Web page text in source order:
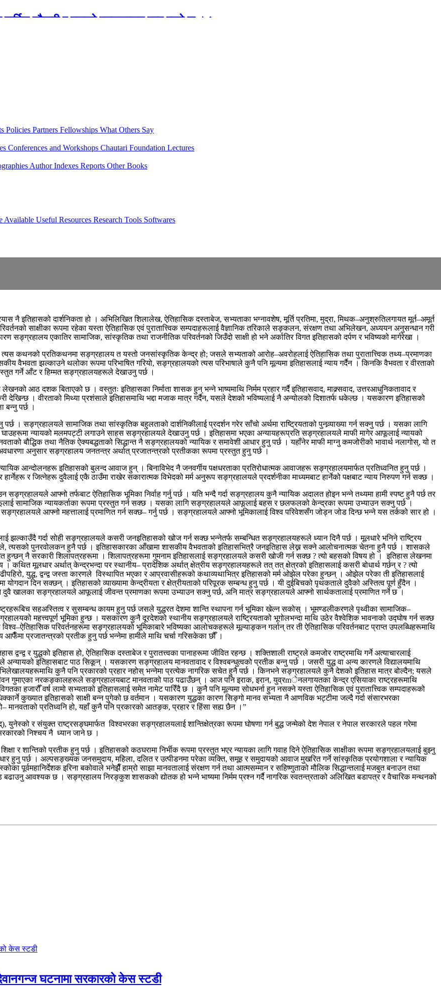
चौतारी र यसको पुस्तकालय बन्द रहने छ ।
Policies Partners Fellowships What Others Say
Conferences and Workshops Chautari Foundation Lectures
Author Indexes Reports Other Books
Available Useful Resources Research Tools Softwares
नै इतिहासको दार्शनिकता हो । अभिलिखित शिलालेख, ऐतिहासिक दस्ताबेज, सभ्यताका भग्नावशेष, मूर्ति प्रतिमा, मुद्रा, मिथक–अनुश्रुतिलगायत मूर्त–अमूर्त
साक्षीका रूपमा रहेका यस्ता ऐतिहासिक एवं पुरातात्त्विक सम्पदाहरूलाई वैज्ञानिक तरिकाले सङ्कलन, संरक्षण तथा अभिलेखन, अध्ययन अनुसन्धान गरी
सङ्ग्रहालय एकातिर सामाजिक, सांस्कृतिक तथा राजनीतिक परिवर्तनको जिउँदो साक्षी हो भने अर्कातिर विगत इतिहासको दर्पण र भविष्यको मार्गरेखा ।
कथनको प्रतिकथनमा सङ्ग्रहालय त यस्तो जनसांस्कृतिक केन्द्र हो; जसले सभ्यताको आरोह–अवरोहलाई ऐतिहासिक तथा पुरातात्त्विक तथ्य–प्रमाणका
वैभवता झल्काउने थलोका रूपमा परिभाषित गरियो, सङ्ग्रहालयको त्यस परिभाषाले कुनै पनि मूल्यमा इतिहासलाई न्याय गर्दैन । किनकि वैभवता र वीरताको
गर्ने आँट र हिम्मत सङ्ग्रहालयहरूले देखाउनु पर्छ ।
आठ दशक बिताएको छ । वस्तुतः इतिहासका निर्माता शासक हुन् भन्ने भाष्यमाथि निर्मम प्रहार गर्दै इतिहासवाद, माक्र्सवाद, उत्तरआधुनिकतावाद र
देखिन्छ । वीरताको मिथ्या प्रशंसाले इतिहासमाथि भद्दा मजाक मात्र गर्दैन, यसले देशको भविष्यलाई नै अन्योलको दिशातर्फ धकेल्छ । यसकारण इतिहासको
बन्नु पर्छ ।
। सङ्ग्रहालयले सामाजिक तथा सांस्कृतिक बहुलताको दार्शनिकीलाई प्रदर्शन गरेर साँचो अर्थमा राष्ट्रियताको पुनव्र्याख्या गर्न सक्नु पर्छ । यसका लागि
न्यायको मलमपट्टी लगाउने साहस सङ्ग्रहालयले देखाउनु पर्छ । इतिहासमा भएका अन्यायहरूप्रति सङ्ग्रहालयले माफी मागेर आफूलाई न्यायको
बौद्धिक तथा नैतिक ऐक्यबद्धताको सिद्धान्त नै सङ्ग्रहालयको न्यायिक र समावेशी आधार हुनु पर्छ । यहाँनेर माफी माग्नु कमजोरीको भावार्थ नलागोस्, यो त
अनुसार सङ्ग्रहालय जनतन्त्र अर्थात् प्रजातन्त्रको प्रतीकका रूपमा प्रस्तुत हुनु पर्छ ।
आन्दोलनहरू इतिहासको बुलन्द आवाज हुन् । बिनाविभेद नै जनवर्गीय पक्षधरताका प्रतिरोधात्मक आवाजहरू सङ्ग्रहालयमार्फत प्रतिध्वनित हुनु पर्छ ।
र जित्नेहरू दुवैलाई एकै ठाउँमा राखेर सकारात्मक विभेदको मर्म अनुरूप सङ्ग्रहालयले प्रदर्शनीका माध्यमबाट हार्नेको पक्षबाट न्याय निरुपण गर्न सक्छ ।
सङ्ग्रहालयले आफ्नो तर्फबाट ऐतिहासिक भूमिका निर्वाह गर्नु पर्छ । यति भन्दै गर्दा सङ्ग्रहालय कुनै न्यायिक अदालत होइन भन्ने तथ्यमा हामी स्पष्ट हुनै पर्छ तर
सामाजिक न्यायकर्ताका रूपमा प्रस्तुत गर्न सक्छ । यसका लागि सङ्ग्रहालयले आफूलाई बहस र छलफलको केन्द्रका रूपमा उभ्याउन सक्नु पर्छ ।
आफ्नो महत्तालाई प्रमाणित गर्न सक्छ– गर्नु पर्छ । सङ्ग्रहालयले आफ्नो भूमिकालाई विश्व परिवेशसँग जोड्न जोड दिन्छ भन्ने यस तर्कको सार हो ।
झल्काउँदै गर्दा सोही सङ्ग्रहालयले कसरी जनइतिहासको खोज गर्न सक्छ भन्नेतर्फ सम्बन्धित सङ्ग्रहालयहरूले ध्यान दिनै पर्छ । मूलधारे भनिने राष्ट्रिय
पुनरवोलकन हुनै पर्छ । इतिहासकारका आँखामा शासकीय वैभवताको इतिहासभित्रै जनइतिहास लेख्न सक्ने आलोचनात्मक चेतना हुनै पर्छ । शासकले
नै सरकारी शिलापत्रहरूमा । शिलापत्रहरूमा गुमनाम इतिहासलाई सङ्ग्रहालयले कसरी खोजी गर्न सक्छ ? त्यो बहसको विषय हो । इतिहास लेखनमा
मूलधार अर्थात् केन्द्रभन्दा पर स्थानीय– प्रादेशिक अर्थात् क्षेत्रीय सङ्ग्रहालयहरूले तत् तत् क्षेत्रको इतिहासलाई कसरी बोधार्थ गर्छन् र ? त्यो
युद्ध, द्वन्द्व जस्ता कारणले विस्थापित भएका र आप्रवासीहरूको कथाव्यथाभित्र इतिहासको मर्म ओझेल परेका हुन्छन् । ओझेल परेका ती इतिहासलाई
दिन सक्छन् । इतिहासको व्याख्यामा केन्द्रीयता र क्षेत्रीयताको परिपूरक सम्बन्ध हुनु पर्छ । यी दुईबिचको पृथकताले दुवैको अस्तित्व पूर्ण हुँदैन ।
दुवै खालका सङ्ग्रहालयले आफूलाई जीवन्त प्रमाणका रूपमा उभ्याउन सक्नु पर्छ, अनि मात्र सङ्ग्रहालयले आफ्नो सार्थकतालाई प्रमाणित गर्ने छ ।
सहअस्तित्व र सुसम्बन्ध कायम हुनु पर्छ जसले युद्धरत देशमा शान्ति स्थापना गर्न भूमिका खेल्न सकोस् । भूमण्डलीकरणले पृथ्वीका सामाजिक–
महत्त्वपूर्ण भूमिका हुन्छ । यसकारण कुनै दूरदेशको स्थानीय सङ्ग्रहालयले राष्ट्रियताको भूगोलभन्दा माथि उठेर वैश्वेशिक भावनाको उद्घोष गर्न सक्छ
परिवर्तनहरूमा सङ्ग्रहालयको भूमिकाबारे भविष्यका आलोचकहरूले मूल्याङ्कन गर्लान् तर ती ऐतिहासिक परिवर्तनबाट प्राप्त उपलब्धिहरूमाथि
प्रजातन्त्रको प्रतीक हुनु पर्छ भन्नेमा हामीले माथि चर्चा गरिसकेका छौँ ।
र युद्धको इतिहास हो, ऐतिहासिक दस्ताबेज र पुरातत्त्वका पानाहरूमा जीवित रहन्छ । शक्तिशाली राष्ट्रले कमजोर राष्ट्रमाथि गर्ने अत्याचारलाई
इतिहासबाट पाठ सिकून् । यसकारण सङ्ग्रहालय मानवतावाद र विश्वबन्धुत्वको प्रतीक बन्नु पर्छ । जसरी युद्ध वा अन्य कारणले विद्यालयमाथि
कुनै पनि प्रकारको प्रहार नहोस् भन्नेमा प्रत्येक नागरिक सचेत हुनै पर्छ । किनभने सङ्ग्रहालयले कुनै देशको इतिहास मात्र बोल्दैन; यसले
गुमाएका नरकङ्कालहरूले सङ्ग्रहालयबाट मानवताको पाठ पढाउँछन् । आज पनि इराक, इरान, युव्रmेनलगायतका केन्द्र एसियाका राष्ट्रहरूमाथि
हजारौँ वर्ष लामो सभ्यताको इतिहासलाई समेत नामेट पारिँदै छ । कुनै पनि मूल्यमा सोधभर्ना हुन नसक्ने यस्ता ऐतिहासिक एवं पुरातात्त्विक सम्पदाहरूको
कुख्यात इतिहासको साक्षी बन्न पुगेको छ वर्तमान । यसकारण युद्धका कारण सिङ्गो मानव सभ्यता नै आणविक भट्टीमा जल्दै गर्दा संसारभरका
प्रतिध्वनि हो, यहाँ कुनै पनि प्रकारको आतङ्क, प्रहार र हिंसा सह्य छैन ।”
युनेस्को र संयुक्त राष्ट्रसङ्घमार्फत विश्वभरका सङ्ग्रहालयलाई शान्तिक्षेत्रका रूपमा घोषणा गर्न बुद्ध जन्मेको देश नेपाल र नेपाल सरकारले पहल गरेमा
निश्चय नै ध्यान जाने छ ।
र शान्तिको प्रतीक हुनु पर्छ । इतिहासको कठघरामा निर्भीक रूपमा प्रस्तुत भएर न्यायका लागि गवाह दिने ऐतिहासिक साक्षीका रूपमा सङ्ग्रहालयलाई बुझ्नु
हुनु पर्छ । अल्पसङ्ख्यक जनसमुदाय, महिला, दलित र उत्पीडनमा परेका व्यक्ति, समूह र समुदायको आवाज मुखरित गर्ने सांस्कृतिक प्रयोगशाला र न्यायिक
पूर्वमहानिर्देशक इरिना बकोवाले भनेझैँ हाम्रो साझा मानवतालाई संरक्षण गर्न तथा आत्मसम्मान र सहिष्णुताको मौलिक सिद्धान्तलाई मजबुत बनाउन तथा
बढाउनु आवश्यक छ । सङ्ग्रहालय निरङ्कुश शासकको द्योतक हो भन्ने भाष्यमा निर्मम प्रश्न गर्दै नागरिक स्वतन्त्रताको अलिखित बडापत्र र वैचारिक मन्थनको
घटनामा सरकारको केस स्टडी